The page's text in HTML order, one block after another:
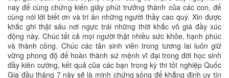
nay để cùng chứng kiến giây phút trưởng thành của các con, để
cùng nói lời biết ơn và tri ân những người thầy cao quý. Xin được
khắc ghi thật sâu nơi ngực trái những thời khắc vô giá đầy xúc
động này. Chúc tất cả mọi người thật nhiều sức khỏe, hạnh phúc
và thành công. Chúc các tân sinh viên trong tương lai luôn giữ
vững phong độ để hoàn thành sứ mệnh vĩ đại trong đời học sinh
đầy kiên cường, kết quả của các bạn trong kỳ thi tốt nghiệp Quốc
Gia đầu tháng 7 này sẽ là minh chứng sống để khẳng định uy tín